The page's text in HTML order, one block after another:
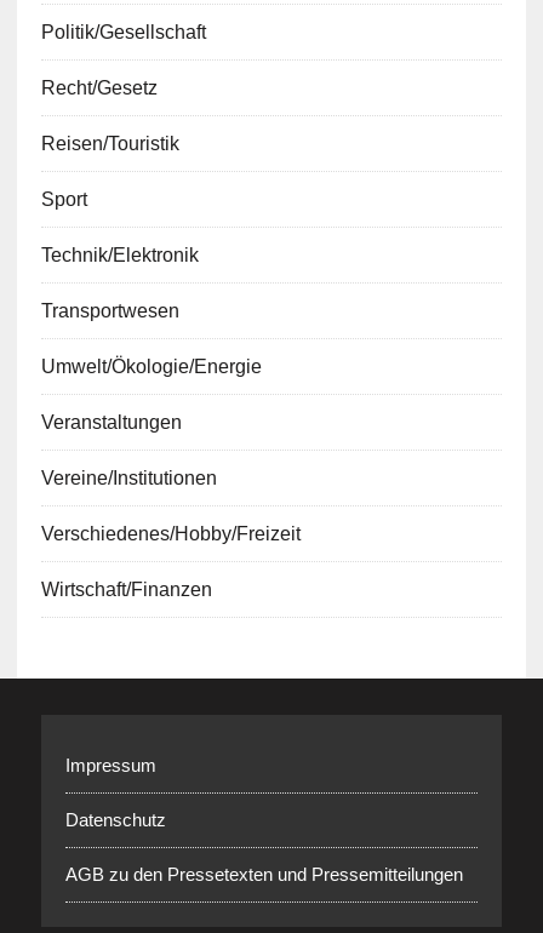
Politik/Gesellschaft
Recht/Gesetz
Reisen/Touristik
Sport
Technik/Elektronik
Transportwesen
Umwelt/Ökologie/Energie
Veranstaltungen
Vereine/Institutionen
Verschiedenes/Hobby/Freizeit
Wirtschaft/Finanzen
Impressum
Datenschutz
AGB zu den Pressetexten und Pressemitteilungen